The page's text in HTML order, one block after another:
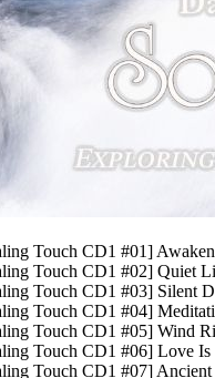
Touch CD1 #01]
Touch CD1 #02] Quiet
Touch CD1 #03] Silent
Touch CD1 #04]
Touch CD1 #05] Wind
Touch CD1 #06] Love
Touch CD1 #07]